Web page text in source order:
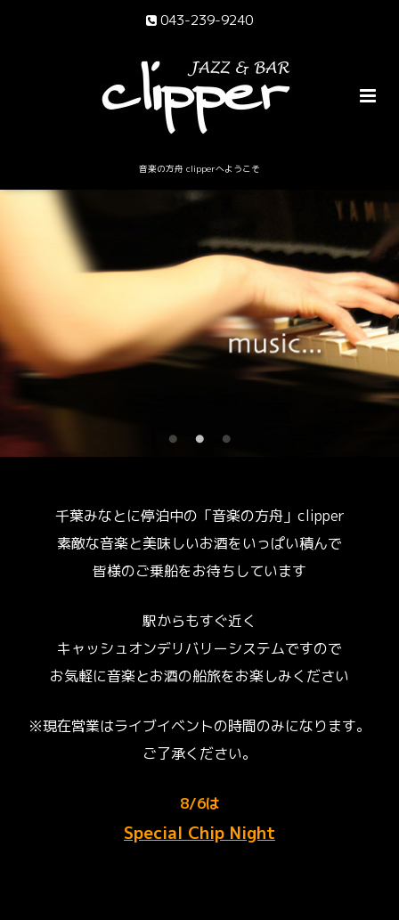
043-239-9240
音楽の方舟 clipperへようこそ
千葉みなとに停泊中の「音楽の方舟」clipper
素敵な音楽と美味しいお酒をいっぱい積んで
皆様のご乗船をお待ちしています
駅からもすぐ近く
キャッシュオンデリバリーシステムですので
お気軽に音楽とお酒の船旅をお楽しみください
※現在営業はライブイベントの時間のみになります。
ご了承ください。
8/6は
Special Chip Night